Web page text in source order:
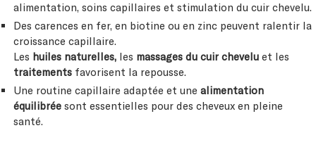
alimentation, soins capillaires et stimulation du cuir chevelu.
Des carences en fer, en biotine ou en zinc peuvent ralentir la
croissance capillaire.
Les huiles naturelles,les massages du cuir cheveluet les
traitements favorisent la repousse.
Une routine capillaire adaptée et une alimentation
équilibréesont essentielles pour des cheveux en pleine
santé.